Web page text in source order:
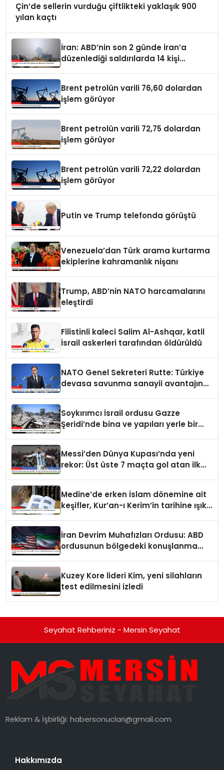
Çin’de sellerin vurduğu çiftlikteki yaklaşık 900
yılan kaçtı
İran: ABD’nin son 2 günde İran’a
düzenlediği saldırılarda 14 kişi
Brent petrolün varili 76,60 dolardan
işlem görüyor
Brent petrolün varili 72,75 dolardan
işlem görüyor
Brent petrolün varili 72,22 dolardan
işlem görüyor
Putin ve Trump telefonda görüştü
Venezuela’dan Türk arama kurtarma
ekiplerine kahramanlık nişanı
Trump, ABD’nin NATO harcamalarını
eleştirdi
Filistinli kaleci Salim Al-Ashqar, katil
İsrail askerleri tarafından öldürüldü
NATO Genel Sekreteri Rutte: Türkiye
devasa savunma sanayii avantajına
Soykırımcı İsrail ordusu Gazze
Şeridi’nde bina ve yapıları yerle bir
Messi’den Dünya Kupası’nda yeni
rekor: Üst üste 7 maçta gol atan ilk
Medine’de erken İslam dönemine ait
keşifler, Kur’an-ı Kerim’in tarihine ışık
İran Devrim Muhafızları Ordusu: ABD
ordusunun bölgedeki konuşlanma
Kuzey Kore lideri Kim, yeni silahların
test edilmesini izledi
Seyahat Rehberiniz - Mersin Seyahat
Reklam & İşbirliği:habersonuclari@gmail.com
Hakkımızda